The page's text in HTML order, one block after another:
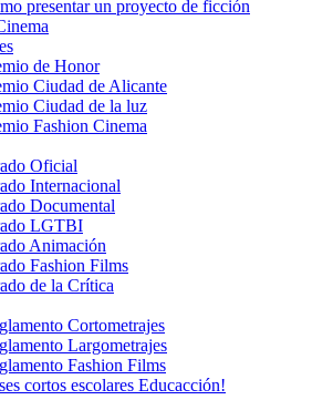
presentar un proyecto de ficción
de Honor
Ciudad de Alicante
Ciudad de la luz
Fashion Cinema
Oficial
Internacional
Documental
LGTBI
Animación
Fashion Films
de la Crítica
Cortometrajes
Largometrajes
Fashion Films
cortos escolares Educacción!